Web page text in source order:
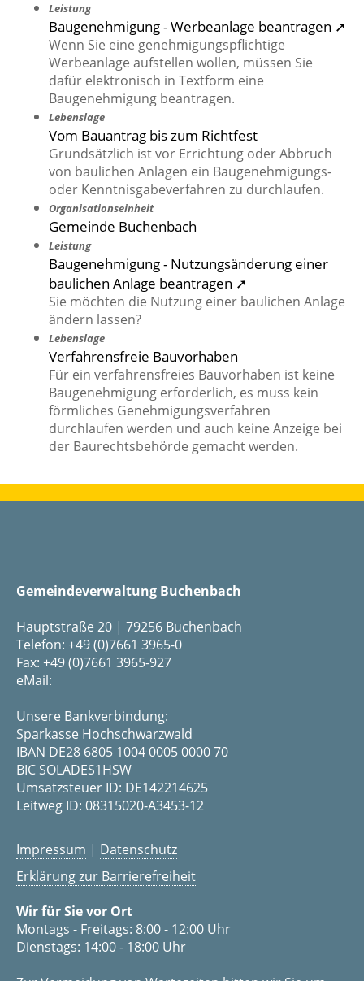
Leistung
Baugenehmigung - Werbeanlage beantragen ➚
Wenn Sie eine genehmigungspflichtige
Werbeanlage aufstellen wollen, müssen Sie
dafür elektronisch in Textform eine
Baugenehmigung beantragen.
Lebenslage
Vom Bauantrag bis zum Richtfest
Grundsätzlich ist vor Errichtung oder Abbruch
von baulichen Anlagen ein Baugenehmigungs-
oder Kenntnisgabeverfahren zu durchlaufen.
Organisationseinheit
Gemeinde Buchenbach
Leistung
Baugenehmigung - Nutzungsänderung einer
baulichen Anlage beantragen ➚
Sie möchten die Nutzung einer baulichen Anlage
ändern lassen?
Lebenslage
Verfahrensfreie Bauvorhaben
Für ein verfahrensfreies Bauvorhaben ist keine
Baugenehmigung erforderlich, es muss kein
förmliches Genehmigungsverfahren
durchlaufen werden und auch keine Anzeige bei
der Baurechtsbehörde gemacht werden.
Gemeindeverwaltung Buchenbach
Hauptstraße 20 | 79256 Buchenbach
Telefon: +49 (0)7661 3965-0
Fax: +49 (0)7661 3965-927
eMail:
Unsere Bankverbindung:
Sparkasse Hochschwarzwald
IBAN DE28 6805 1004 0005 0000 70
BIC SOLADES1HSW
Umsatzsteuer ID: DE142214625
Leitweg ID: 08315020-A3453-12
Impressum | Datenschutz
Erklärung zur Barrierefreiheit
Wir für Sie vor Ort
Montags - Freitags: 8:00 - 12:00 Uhr
Dienstags: 14:00 - 18:00 Uhr